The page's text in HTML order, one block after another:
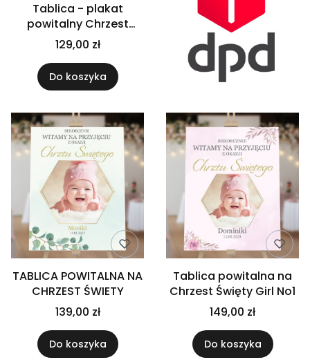
Tablica - plakat
powitalny Chrzest
Święty - złota folia 3D
129,00 zł
Do koszyka
TABLICA POWITALNA NA
CHRZEST ŚWIETY
139,00 zł
Do koszyka
Tablica powitalna na
Chrzest Święty Girl No1
149,00 zł
Do koszyka